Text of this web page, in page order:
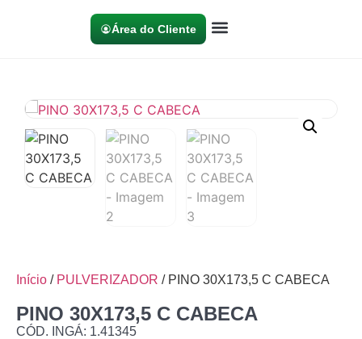
Área do Cliente
Início / PULVERIZADOR / PINO 30X173,5 C CABECA
PINO 30X173,5 C CABECA
CÓD. INGÁ: 1.41345